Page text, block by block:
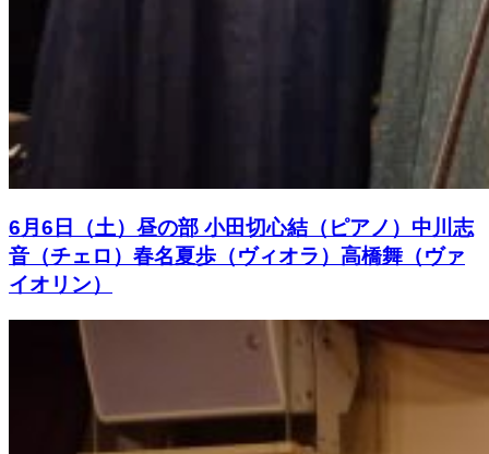
6月6日（土）昼の部 小田切心結（ピアノ）中川志
音（チェロ）春名夏歩（ヴィオラ）高橋舞（ヴァ
イオリン）